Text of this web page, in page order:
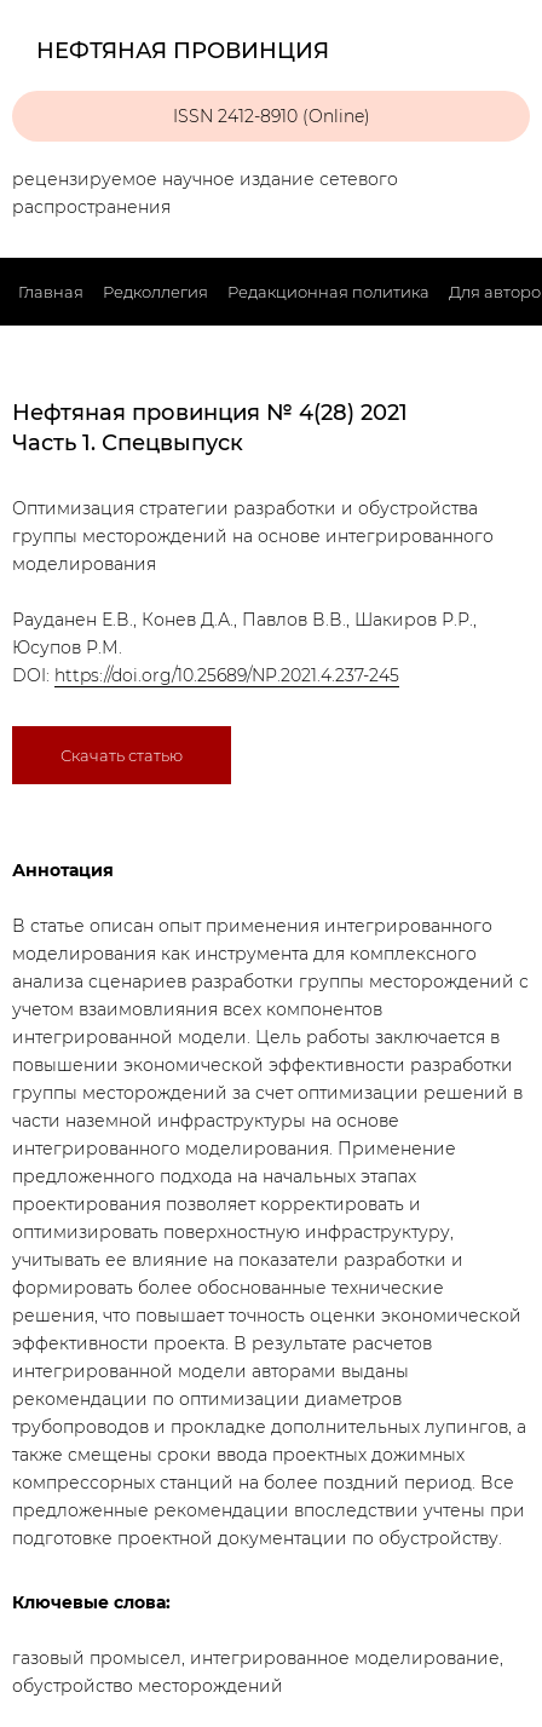
НЕФТЯНАЯ ПРОВИНЦИЯ
ISSN 2412-8910 (Online)
рецензируемое научное издание сетевого
распространения
Главная Редколлегия Редакционная политика Для
Нефтяная провинция № 4(28) 2021
Часть 1. Спецвыпуск
Оптимизация стратегии разработки и обустройства
группы месторождений на основе интегрированного
моделирования
Рауданен Е.В., Конев Д.А., Павлов В.В., Шакиров Р.Р.,
Юсупов Р.М.
DOI: https://doi.org/10.25689/NP.2021.4.237-245
Скачать статью
Аннотация
В статье описан опыт применения интегрированного
моделирования как инструмента для комплексного
анализа сценариев разработки группы месторождений с
учетом взаимовлияния всех компонентов
интегрированной модели. Цель работы заключается в
повышении экономической эффективности разработки
группы месторождений за счет оптимизации решений в
части наземной инфраструктуры на основе
интегрированного моделирования. Применение
предложенного подхода на начальных этапах
проектирования позволяет корректировать и
оптимизировать поверхностную инфраструктуру,
учитывать ее влияние на показатели разработки и
формировать более обоснованные технические
решения, что повышает точность оценки экономической
эффективности проекта. В результате расчетов
интегрированной модели авторами выданы
рекомендации по оптимизации диаметров
трубопроводов и прокладке дополнительных лупингов, а
также смещены сроки ввода проектных дожимных
компрессорных станций на более поздний период. Все
предложенные рекомендации впоследствии учтены при
подготовке проектной документации по обустройству.
Ключевые слова:
газовый промысел, интегрированное моделирование,
обустройство месторождений